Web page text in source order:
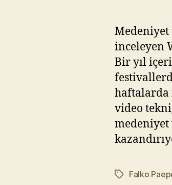
Medeniyet
inceleyen
Bir yıl
haftalarda
video
medeniyet
Etiketler
Falko